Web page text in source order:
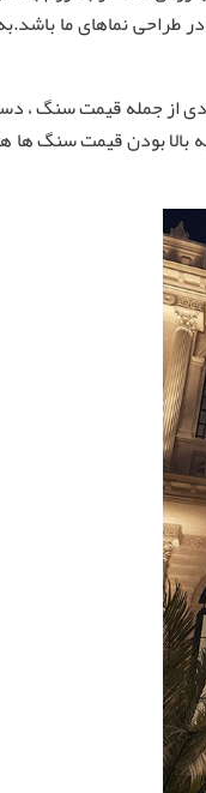
نماهای ما
از جمله قیمت سنگ ،
بودن قیمت سنگ ها